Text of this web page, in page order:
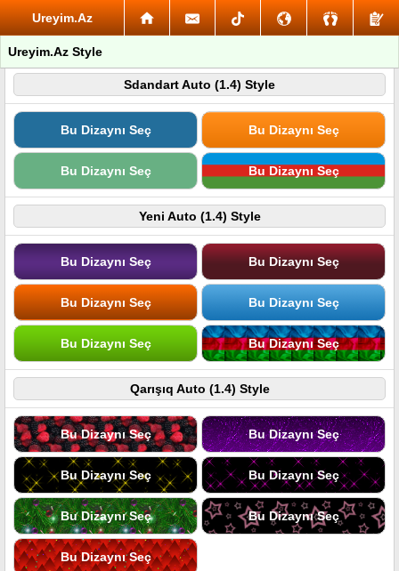
Ureyim.Az
Ureyim.Az Style
Sdandart Auto (1.4) Style
Bu Dizaynı Seç Bu Dizaynı Seç
Bu Dizaynı Seç Bu Dizaynı Seç
Yeni Auto (1.4) Style
Bu Dizaynı Seç Bu Dizaynı Seç
Bu Dizaynı Seç Bu Dizaynı Seç
Bu Dizaynı Seç Bu Dizaynı Seç
Qarışıq Auto (1.4) Style
Bu Dizaynı Seç Bu Dizaynı Seç
Bu Dizaynı Seç Bu Dizaynı Seç
Bu Dizaynı Seç Bu Dizaynı Seç
Bu Dizaynı Seç